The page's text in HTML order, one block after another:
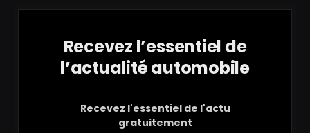
Recevez l’essentiel de
l’actualité automobile
Recevez l'essentiel de l'actu
gratuitement